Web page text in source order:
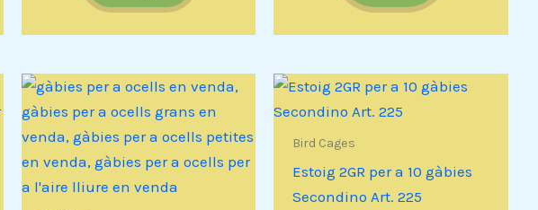
Bird Cages
Estoig 2GR per a 10 gàbies
Secondino Art. 225